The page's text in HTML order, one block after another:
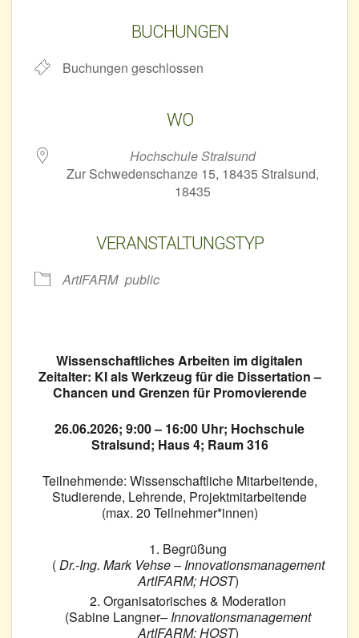
BUCHUNGEN
Buchungen geschlossen
WO
Hochschule Stralsund
Zur Schwedenschanze 15, 18435 Stralsund,
18435
VERANSTALTUNGSTYP
ArtIFARM public
Wissenschaftliches Arbeiten im digitalen
Zeitalter: KI als Werkzeug für die Dissertation –
Chancen und Grenzen für Promovierende
26.06.2026; 9:00 – 16:00 Uhr; Hochschule
Stralsund; Haus 4; Raum 316
Teilnehmende: Wissenschaftliche Mitarbeitende,
Studierende, Lehrende, Projektmitarbeitende
(max. 20 Teilnehmer*innen)
Begrüßung
(Dr.-Ing. Mark Vehse – Innovationsmanagement
ArtIFARM; HOST)
Organisatorisches & Moderation
(Sabine Langner– Innovationsmanagement
ArtIFARM; HOST)